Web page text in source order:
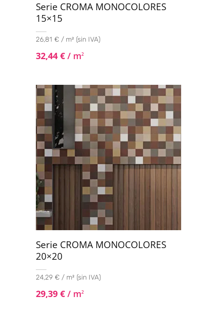
Serie CROMA MONOCOLORES
15×15
26,81 € / m² (sin IVA)
32,44 € / m2
Serie CROMA MONOCOLORES
20×20
24,29 € / m² (sin IVA)
29,39 € / m2